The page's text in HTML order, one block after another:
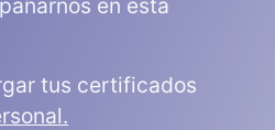
tus certificados